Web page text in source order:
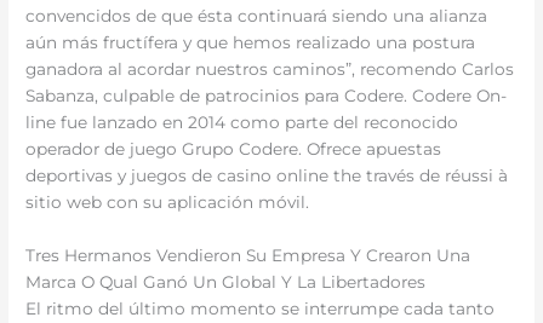
convencidos de que ésta continuará siendo una alianza
aún más fructífera y que hemos realizado una postura
ganadora al acordar nuestros caminos”, recomendo Carlos
Sabanza, culpable de patrocinios para Codere. Codere On-
line fue lanzado en 2014 como parte del reconocido
operador de juego Grupo Codere. Ofrece apuestas
deportivas y juegos de casino online the través de réussi à
sitio web con su aplicación móvil.
Tres Hermanos Vendieron Su Empresa Y Crearon Una
Marca O Qual Ganó Un Global Y La Libertadores
El ritmo del último momento se interrumpe cada tanto